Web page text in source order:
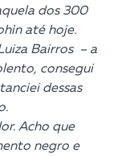
dos 300
até hoje.
Bairros – a
consegui
dessas
Acho que
negro e